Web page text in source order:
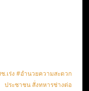
.เร่ง #อำนวยความสะดวก
ประชาชน สั่งทหารช่างต่อ